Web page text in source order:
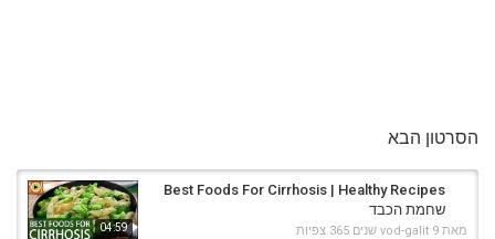
הסרטון הבא
04:59
Best Foods For Cirrhosis | Healthy Recipes
שחמת הכבד
מאת vod-galit 9 שנים 365 צפיות